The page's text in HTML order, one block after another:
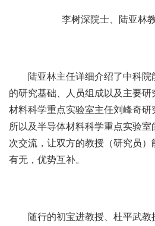
李树深院士、陆亚林
陆亚林主任详细介绍了中科
的研究基础、人员组成以及主要
材料科学重点实验室主任刘峰奇
所以及半导体材料科学重点实验
次交流，让双方的教授（研究员
有无，优势互补。
随行的初宝进教授、杜平武